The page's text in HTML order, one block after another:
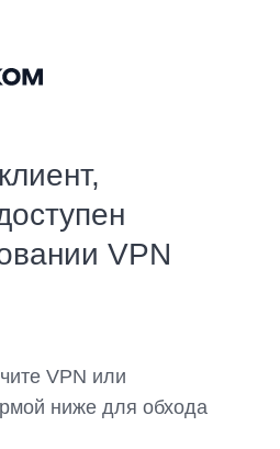
VPN
VPN или
ниже для обхода